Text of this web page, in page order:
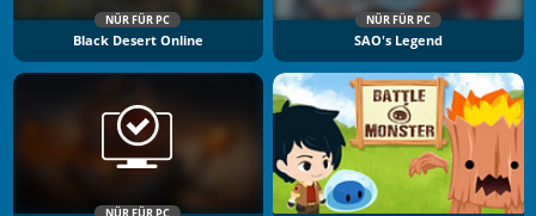
NÜR FÜR PC
Black Desert Online
NÜR FÜR PC
SAO's Legend
NÜR FÜR PC